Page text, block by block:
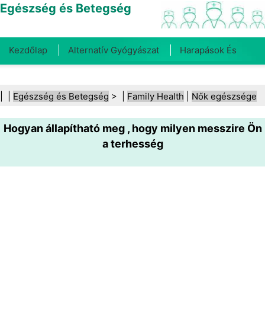
Egészség és Betegség
Kezdőlap Alternatív Gyógyászat Harapások És
Fogegészség Diéta És Táplálkozás Családi
Egészség Egészségügyi Ágazat Mentális Egészség
Egészség és Betegség > | Family Health Nők egészsége
Hogyan állapítható meg , hogy milyen messzire Ön
a terhesség